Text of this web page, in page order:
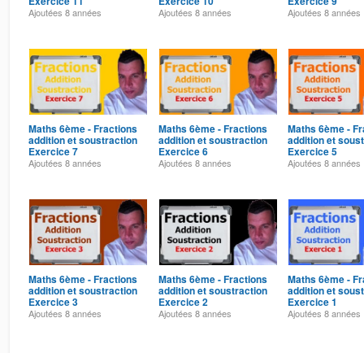
Ajoutées 8 années Ajoutées 8 années Ajoutées8 années
Maths 6ème - Fractions
addition et soustraction
Exercice 7
Ajoutées 8 années
Maths 6ème - Fractions
addition et soustraction
Exercice 6
Ajoutées 8 années
Maths 6ème -
addition et
Exercice 5
Ajoutées8 années
Maths 6ème - Fractions
addition et soustraction
Exercice 3
Ajoutées 8 années
Maths 6ème - Fractions
addition et soustraction
Exercice 2
Ajoutées 8 années
Maths 6ème -
addition et
Exercice 1
Ajoutées8 années